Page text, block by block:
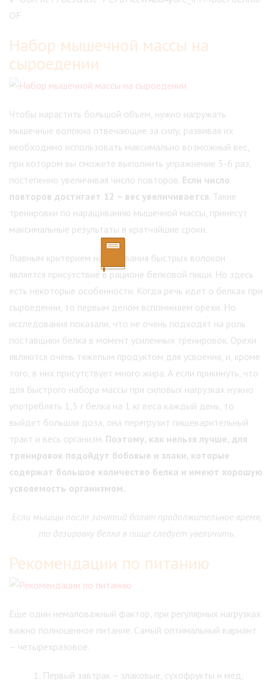
OF
Набор мышечной массы на
сыроедении
Чтобы нарастить большой объем, нужно нагружать
мышечные волокна отвечающие за силу, развивая их
необходимо использовать максимально возможный вес,
при котором вы сможете выполнить упражнение 5-6 раз,
постепенно увеличивая число повторов. Если число
повторов достигает 12 – вес увеличивается. Такие
тренировки по наращиванию мышечной массы, принесут
максимальные результаты в кратчайшие сроки.
Главным критерием наращивания быстрых волокон
является присутствие в рационе белковой пищи. Но здесь
есть некоторые особенности. Когда речь идет о белках при
сыроедении, то первым делом вспоминаем орехи. Но
исследования показали, что не очень подходят на роль
поставщики белка в момент усиленных тренировок. Орехи
являются очень тяжелым продуктом для усвоения, и, кроме
того, в них присутствует много жира. А если прикинуть, что
для быстрого набора массы при силовых нагрузках нужно
употреблять 1,5 г белка на 1 кг веса каждый день, то
выйдет большая доза, она перегрузит пищеварительный
тракт и весь организм. Поэтому, как нельзя лучше, для
тренировок подойдут бобовые и злаки, которые
содержат большое количество белка и имеют хорошую
усвояемость организмом.
Если мышцы после занятий болят продолжительное время,
то дозировку белка в пище следует увеличить.
Рекомендации по питанию
Еще один немаловажный фактор, при регулярных нагрузках
важно полноценное питание. Самый оптимальный вариант
– четырехразовое.
Первый завтрак – злаковые, сухофрукты и мед;